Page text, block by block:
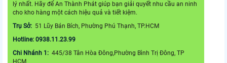
lý nhất. Hãy để An Thành Phát giúp bạn giải quyết nhu cầu an ninh
cho kho hàng một cách hiệu quả và tiết kiệm.
Trụ Sở: 51 Lũy Bán Bích, Phường Phú Thạnh, TP.HCM
Hotline: 0938.11.23.99
Chi Nhánh 1: 445/38 Tân Hòa Đông,Phường Bình Trị Đông, TP